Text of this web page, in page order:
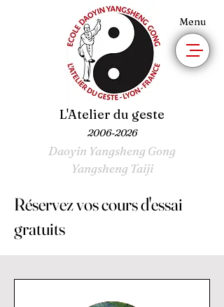
L'Atelier du geste
2006-2026
Daoyin Yangsheng Gong
Yangsheng Taiji
Menu
Réservez vos cours d'essai
gratuits